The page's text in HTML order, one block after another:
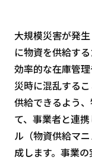
大規模災害が発
に物資を供給す
効率的な在庫管
災時に混乱する
供給できるよう
て、事業者と連
ル（物資供給マ
成します。事業